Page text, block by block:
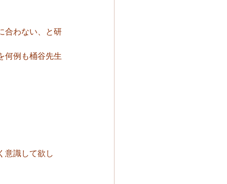
合わない、と研
何例も桶谷先生
意識して欲し